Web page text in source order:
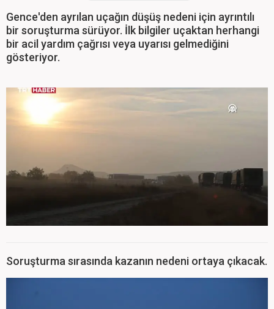
Gence'den ayrılan uçağın düşüş nedeni için ayrıntılı
bir soruşturma sürüyor. İlk bilgiler uçaktan herhangi
bir acil yardım çağrısı veya uyarısı gelmediğini
gösteriyor.
Soruşturma sırasında kazanın nedeni ortaya çıkacak.